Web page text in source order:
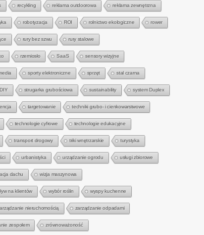
recykling reklama outdoorowa reklama zewnętrzna
robotyzacja ROI rolnictwo ekologiczne rower
rury bez szwu rury stalowe
rzemiosło SaaS sensory wizyjne
sporty elektroniczne sprzęt stal czarna
strugarka grubościowa sustainability system Duplex
targetowanie techniki grubo- i cienkowarstwowe
technologie cyfrowe technologie edukacyjne
transport drogowy triki wnętrzarskie turystyka
urbanistyka urządzanie ogrodu usługi zbiorowe
dachu wizja maszynowa
na klientów wybór roślin wyspy kuchenne
nieruchomością zarządzanie odpadami
zespołem zrównoważoność